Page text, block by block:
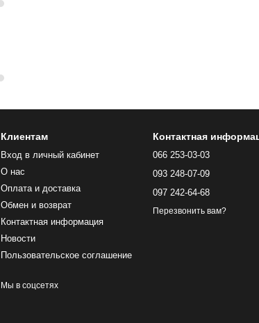
Клиентам
Вход в личный кабинет
О нас
Оплата и доставка
Обмен и возврат
Контактная информация
Новости
Пользовательское соглашение
Мы в соцсетях
Контактная
066 253-03-03
093 248-07-09
097 242-64-68
Перезвонить вам?